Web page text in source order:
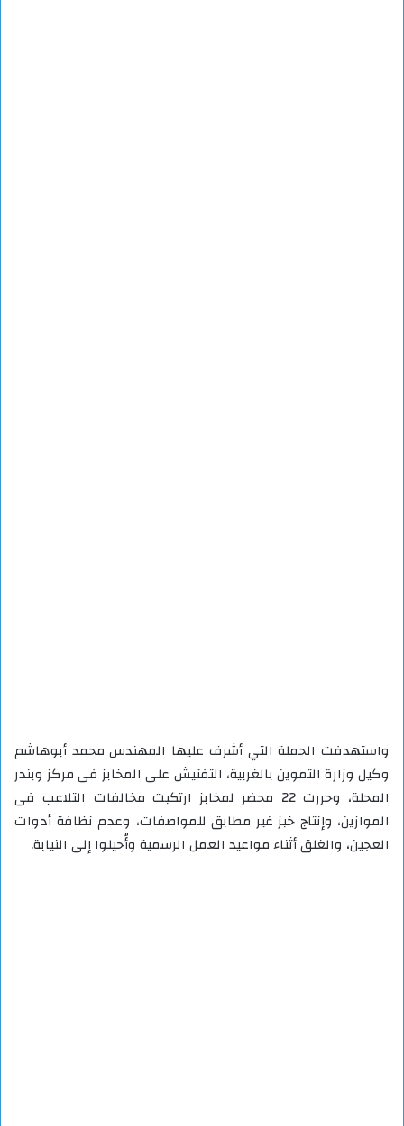
واستهدفت الحملة التي أشرف عليها المهندس محمد أبوهاشم
وكيل وزارة التموين بالغربية، التفتيش على المخابز فى مركز وبندر
المحلة، وحررت 22 محضر لمخابز ارتكبت مخالفات التلاعب فى
الموازين، وإنتاج خبز غير مطابق للمواصفات، وعدم نظافة أدوات
العجين، والغلق أثناء مواعيد العمل الرسمية وأُحيلوا إلى النيابة.